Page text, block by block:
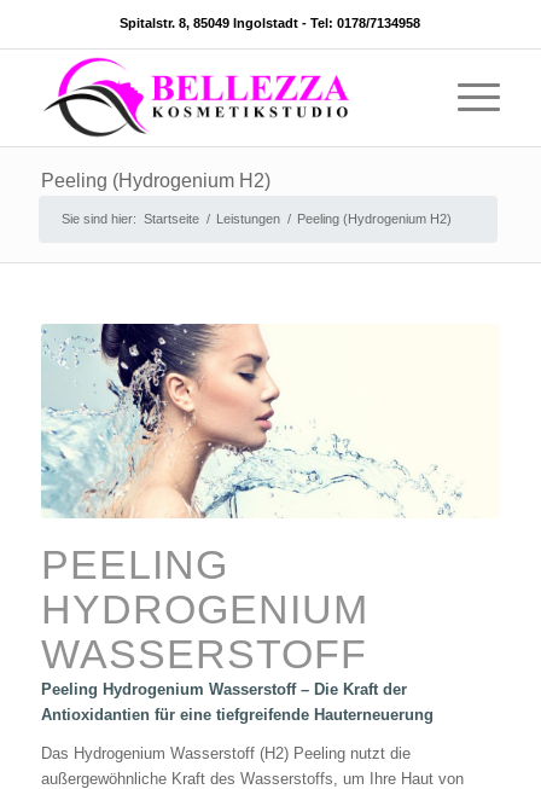
Spitalstr. 8, 85049 Ingolstadt -Tel: 0178/7134958
Peeling (Hydrogenium H2)
Sie sind hier: Startseite / Leistungen / Peeling (Hydrogenium H2)
PEELING
HYDROGENIUM
WASSERSTOFF
Peeling Hydrogenium Wasserstoff – Die Kraft der
Antioxidantien für eine tiefgreifende Hauterneuerung
Das Hydrogenium Wasserstoff (H2) Peeling nutzt die
außergewöhnliche Kraft des Wasserstoffs, um Ihre Haut von